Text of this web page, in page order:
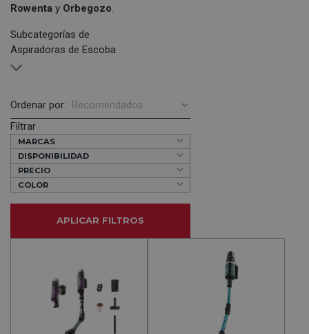
Rowenta y Orbegozo.
Subcategorías de
Aspiradoras de Escoba
Ordenar por:
Filtrar
MARCAS
DISPONIBILIDAD
PRECIO
COLOR
APLICAR FILTROS